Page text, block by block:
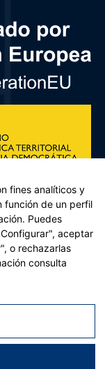
– Financiado por
Reglamento (UE)
de 12 de febrero
fines analíticos y
función de un perfil
Puedes
aceptar
o rechazarlas
consulta